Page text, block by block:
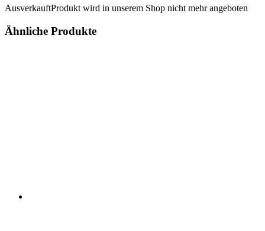
AusverkauftProdukt wird in unserem Shop nicht mehr angeboten
Ähnliche Produkte